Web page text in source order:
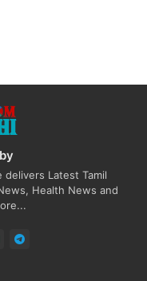
delivers Latest Tamil
Health News and